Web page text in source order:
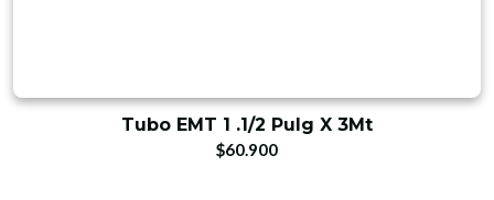
Tubo EMT 1 .1/2 Pulg X 3Mt
$60.900